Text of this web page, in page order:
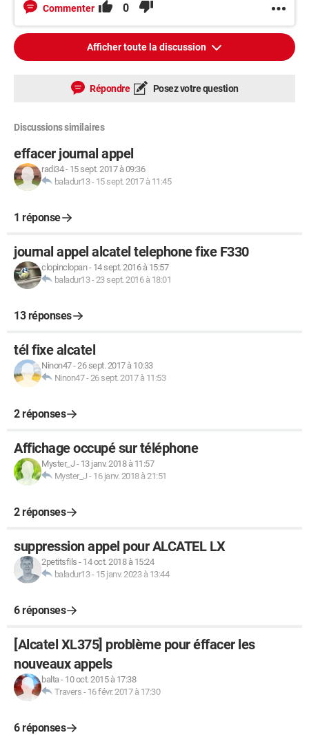
Commenter 0
Afficher toute la discussion
Répondre Posez votre question
Discussions similaires
effacer journal appel
radi34- 15 sept. 2017 à 09:36
baladur13- 15 sept. 2017 à 11:45
1 réponse
journal appel alcatel telephone fixe F330
clopinclopan- 14 sept. 2016 à 15:57
baladur13-23 sept. 2016 à 18:01
13 réponses
tél fixe alcatel
Ninon47-26 sept. 2017 à 10:33
Ninon47-26 sept. 2017 à 11:53
2 réponses
Affichage occupé sur téléphone
Myster_J - 13 janv. 2018 à 11:57
Myster_J - 16 janv. 2018 à 21:51
2 réponses
suppression appel pour ALCATEL LX
2petitsfils - 14 oct. 2018 à 15:24
baladur13- 15 janv. 2023 à 13:44
6 réponses
[Alcatel XL375] problème pour éffacer les
nouveaux appels
balta - 10 oct. 2015 à 17:38
Travers - 16 févr. 2017 à 17:30
6 réponses